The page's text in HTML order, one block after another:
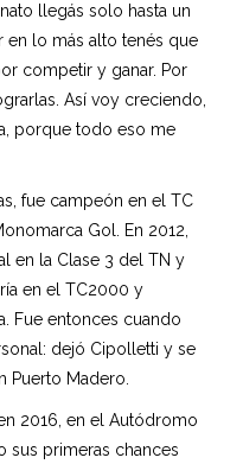
llegás solo hasta un
en lo más alto tenés que
competir y ganar. Por
Así voy creciendo,
porque todo eso me
fue campeón en el TC
Gol. En 2012,
en la Clase 3 del TN y
en el TC2000 y
Fue entonces cuando
dejó Cipolletti y se
Puerto Madero.
2016, en el Autódromo
sus primeras chances